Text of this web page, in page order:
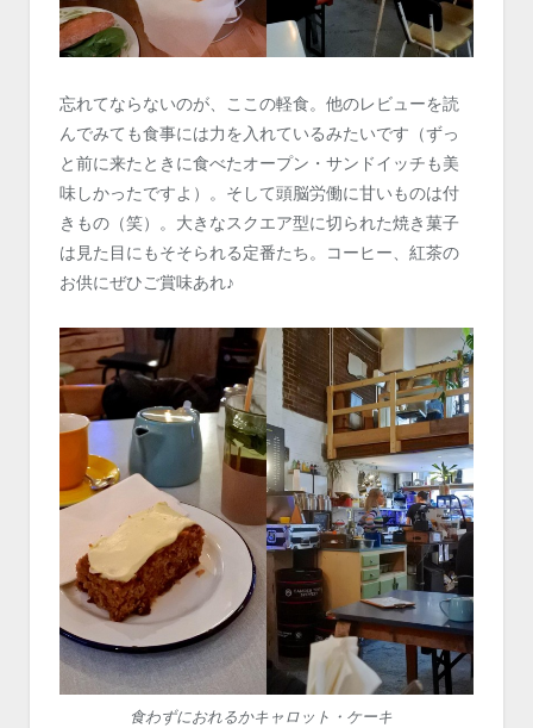
忘れてならないのが、ここの軽食。他のレビューを読
んでみても食事には力を入れているみたいです（ずっ
と前に来たときに食べたオープン・サンドイッチも美
味しかったですよ）。そして頭脳労働に甘いものは付
きもの（笑）。大きなスクエア型に切られた焼き菓子
は見た目にもそそられる定番たち。コーヒー、紅茶の
お供にぜひご賞味あれ♪
食わずにおれるかキャロット・ケーキ